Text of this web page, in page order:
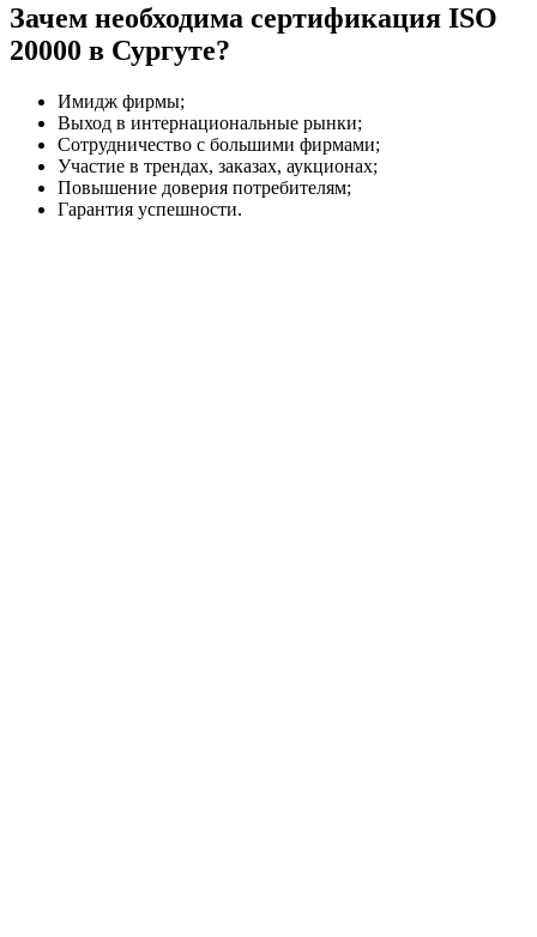
Зачем необходима сертификация ISO
20000 в Сургуте?
Имидж фирмы;
Выход в интернациональные рынки;
Сотрудничество с большими фирмами;
Участие в трендах, заказах, аукционах;
Повышение доверия потребителям;
Гарантия успешности.